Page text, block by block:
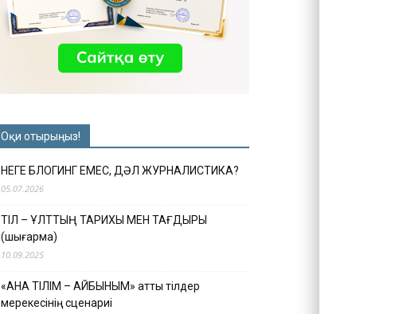
Оқи отырыңыз!
НЕГЕ БЛОГИНГ ЕМЕС, ДӘЛ ЖУРНАЛИСТИКА?
05.07.2026
ТІЛ – ҰЛТТЫҢ ТАРИХЫ МЕН ТАҒДЫРЫ
(шығарма)
10.09.2025
«АНА ТІЛІМ – АЙБЫНЫМ» атты тілдер
мерекесінің сценариі